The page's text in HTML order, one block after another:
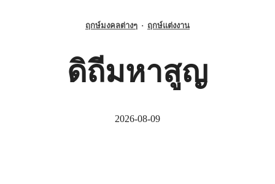
ฤกษ์มงคลต่างๆ · ฤกษ์แต่งงาน
ดิถีมหาสูญ
2026-08-09